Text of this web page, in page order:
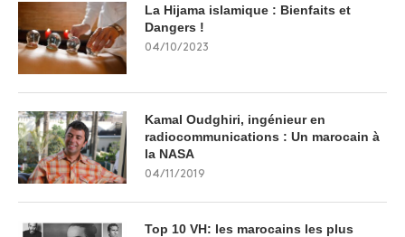
La Hijama islamique : Bienfaits et
Dangers !
04/10/2023
Kamal Oudghiri, ingénieur en
radiocommunications : Un marocain à
la NASA
04/11/2019
Top 10 VH: les marocains les plus